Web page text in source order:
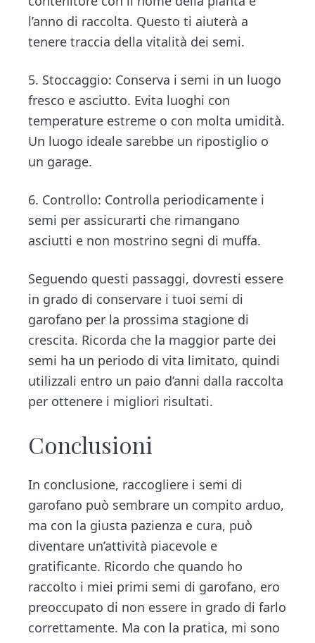
l’anno di raccolta. Questo ti aiuterà a
tenere traccia della vitalità dei semi.
5. Stoccaggio: Conserva i semi in un luogo
fresco e asciutto. Evita luoghi con
temperature estreme o con molta umidità.
Un luogo ideale sarebbe un ripostiglio o
un garage.
6. Controllo: Controlla periodicamente i
semi per assicurarti che rimangano
asciutti e non mostrino segni di muffa.
Seguendo questi passaggi, dovresti essere
in grado di conservare i tuoi semi di
garofano per la prossima stagione di
crescita. Ricorda che la maggior parte dei
semi ha un periodo di vita limitato, quindi
utilizzali entro un paio d’anni dalla raccolta
per ottenere i migliori risultati.
Conclusioni
In conclusione, raccogliere i semi di
garofano può sembrare un compito arduo,
ma con la giusta pazienza e cura, può
diventare un’attività piacevole e
gratificante. Ricordo che quando ho
raccolto i miei primi semi di garofano, ero
preoccupato di non essere in grado di farlo
correttamente. Ma con la pratica, mi sono